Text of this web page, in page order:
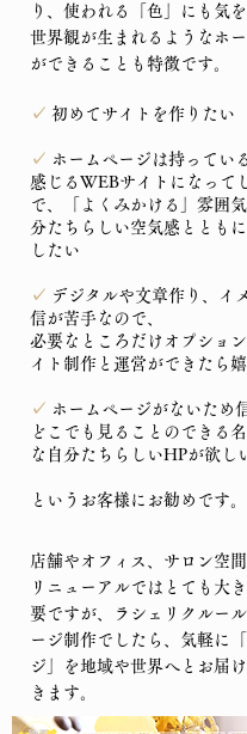
り、使われる「色」にも気
世界観が生まれるようなホ
ができることも特徴です。
✓ 初めてサイトを作りたい
✓ ホームページは持ってい
感じるWEBサイトになって
で、「よくみかける」雰囲
分たちらしい空気感ととも
したい
✓ デジタルや文章作り、イ
信が苦手なので、
必要なところだけオプショ
イト制作と運営ができたら
✓ ホームページがないため
どこでも見ることのできる
な自分たちらしいHPが欲し
というお客様にお勧めです。
店舗やオフィス、サロン空
リニューアルではとても大
要ですが、ラシェリクルー
ージ制作でしたら、気軽に
ジ」を地域や世界へとお届
きます。